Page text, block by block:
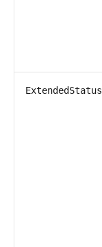
ExtendedStatus